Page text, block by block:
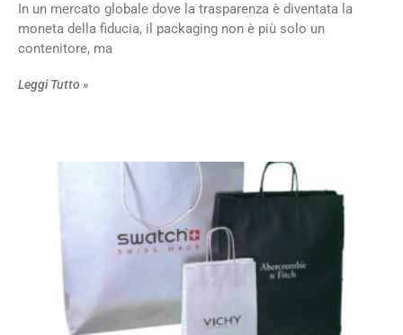
In un mercato globale dove la trasparenza è diventata la
moneta della fiducia, il packaging non è più solo un
contenitore, ma
Leggi Tutto »